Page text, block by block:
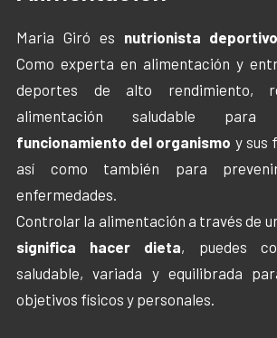
Maria Giró es nutrionista
Como experta en alimentación y
deportes de alto rendimiento,
alimentación saludable
funcionamiento del organismo y sus
así como también para
enfermedades.
Controlar la alimentación a través de
significa hacer dieta, puedes
saludable, variada y equilibrada
objetivos físicos y personales.